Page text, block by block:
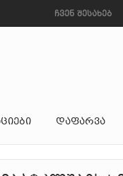
ჩვენ შესახებ
ᲓᲐᲤᲐᲠᲕᲐ